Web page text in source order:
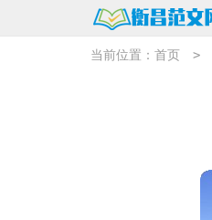
当前位置： 首页 >